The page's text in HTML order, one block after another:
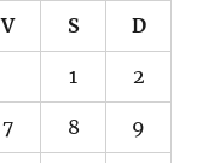
V S D
1 2
7 8 9